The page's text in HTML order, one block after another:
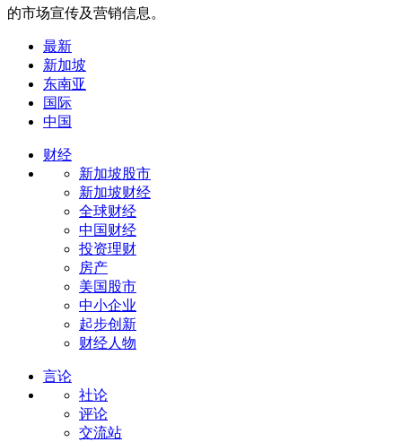
的市场宣传及营销信息。
最新
新加坡
东南亚
国际
中国
财经
新加坡股市
新加坡财经
全球财经
中国财经
投资理财
房产
美国股市
中小企业
起步创新
财经人物
言论
社论
评论
交流站